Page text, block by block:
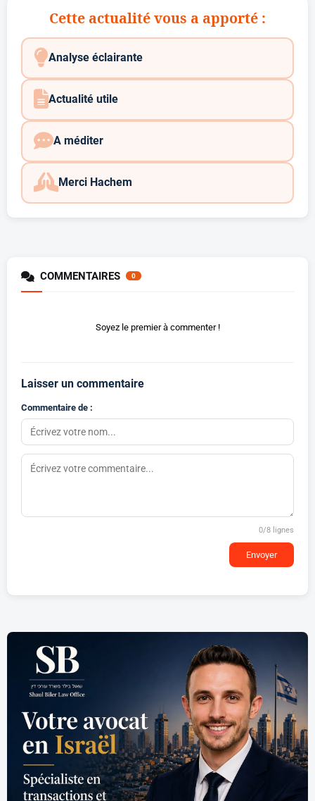
Cette actualité vous a apporté :
Analyse éclairante
Actualité utile
A méditer
Merci Hachem
COMMENTAIRES 0
Soyez le premier à commenter !
Laisser un commentaire
Commentaire de :
0/8 lignes
Envoyer